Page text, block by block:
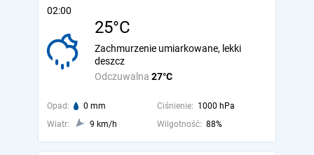
02:00
25°C
Odczuwalna 27°C
Zachmurzenie umiarkowane, lekki
deszcz
Opad: 0 mm Ciśnienie: 1000 hPa
Wiatr:
9 km/h Wilgotność: 88%